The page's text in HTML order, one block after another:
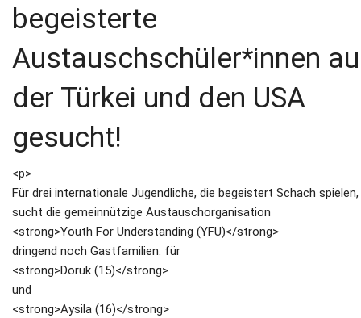
begeisterte
Austauschschüler*innen
der Türkei und den USA
gesucht!
<p>
Für drei internationale Jugendliche, die begeistert Schach spielen,
sucht die gemeinnützige Austauschorganisation
<strong>Youth For Understanding (YFU)</strong>
dringend noch Gastfamilien: für
<strong>Doruk (15)</strong>
und
<strong>Aysila (16)</strong>